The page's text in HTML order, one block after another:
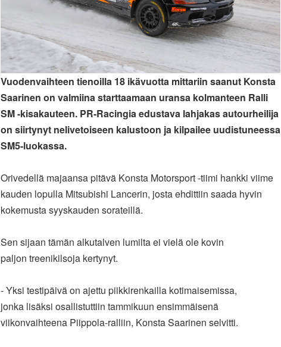
Vuodenvaihteen tienoilla 18 ikävuotta mittariin saanut Konsta
Saarinen on valmiina starttaamaan uransa kolmanteen Ralli
SM -kisakauteen. PR-Racingia edustava lahjakas autourheilija
on siirtynyt nelivetoiseen kalustoon ja kilpailee uudistuneessa
SM5-luokassa.
Orivedellä majaansa pitävä Konsta Motorsport -tiimi hankki viime
kauden lopulla Mitsubishi Lancerin, josta ehdittiin saada hyvin
kokemustasyyskauden sorateillä.
Sen sijaan tämän alkutalven lumilta ei vielä ole kovin
paljon treenikilsoja kertynyt.
- Yksi testipäivä on ajettu piikkirenkailla kotimaisemissa,
jonka lisäksi osallistuttiin tammikuun ensimmäisenä
viikonvaihteena Piippola-ralliin, Konsta Saarinen selvitti.